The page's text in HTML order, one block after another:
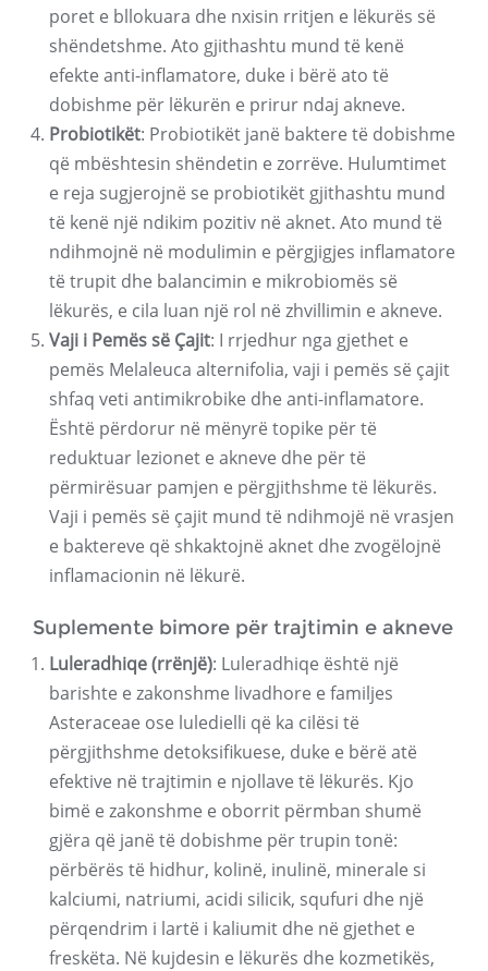
poret e bllokuara dhe nxisin rritjen e lëkurës së
shëndetshme. Ato gjithashtu mund të kenë
efekte anti-inflamatore, duke i bërë ato të
dobishme për lëkurën e prirur ndaj akneve.
Probiotikët: Probiotikët janë baktere të dobishme
që mbështesin shëndetin e zorrëve. Hulumtimet
e reja sugjerojnë se probiotikët gjithashtu mund
të kenë një ndikim pozitiv në aknet. Ato mund të
ndihmojnë në modulimin e përgjigjes inflamatore
të trupit dhe balancimin e mikrobiomës së
lëkurës, e cila luan një rol në zhvillimin e akneve.
Vaji i Pemës së Çajit: I rrjedhur nga gjethet e
pemës Melaleuca alternifolia, vaji i pemës së çajit
shfaq veti antimikrobike dhe anti-inflamatore.
Është përdorur në mënyrë topike për të
reduktuar lezionet e akneve dhe për të
përmirësuar pamjen e përgjithshme të lëkurës.
Vaji i pemës së çajit mund të ndihmojë në vrasjen
e baktereve që shkaktojnë aknet dhe zvogëlojnë
inflamacionin në lëkurë.
Suplemente bimore për trajtimin e akneve
Luleradhiqe (rrënjë): Luleradhiqe është një
barishte e zakonshme livadhore e familjes
Asteraceae ose luledielli që ka cilësi të
përgjithshme detoksifikuese, duke e bërë atë
efektive në trajtimin e njollave të lëkurës. Kjo
bimë e zakonshme e oborrit përmban shumë
gjëra që janë të dobishme për trupin tonë:
përbërës të hidhur, kolinë, inulinë, minerale si
kalciumi, natriumi, acidi silicik, squfuri dhe një
përqendrim i lartë i kaliumit dhe në gjethet e
freskëta. Në kujdesin e lëkurës dhe kozmetikës,